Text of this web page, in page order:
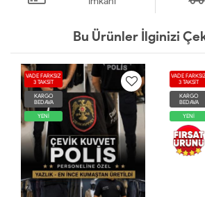
Bu Ürünler İlginizi
VADE FARKSIZ
3 TAKSİT
KARGO
BEDAVA
YENİ
VADE
3 TAKSİT
KARGO
BEDAVA
YENİ